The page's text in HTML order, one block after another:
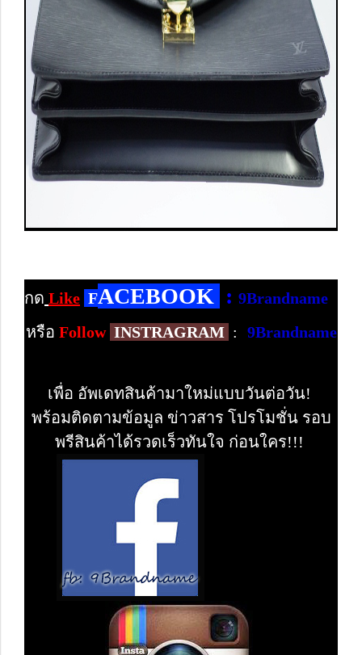
กด Like FACEBOOK : 9Brandname
หรือ Follow INSTRAGRAM : 9Brandname
เพื่อ อัพเดทสินค้ามาใหม่แบบวันต่อวัน!
พร้อมติดตามข้อมูล ข่าวสาร โปรโมชั่น รอบ
พรีสินค้าได้รวดเร็วทันใจ ก่อนใคร!!!